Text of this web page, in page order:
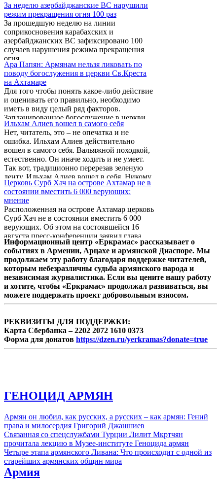
За неделю азербайджанские ВС нарушили
режим прекращения огня 100 раз
За прошедшую неделю на линии
соприкосновения карабахских и
азербайджанских ВС зафиксировано 100
случаев нарушения режима прекращения
огня.
Ара Папян: Армянам нельзя ликовать по
поводу богослужения в церкви Св.Креста
на Ахтамаре
Для того чтобы понять какое-либо действие
и оценивать его правильно, необходимо
иметь в виду целый ряд факторов.
Запланированное богослужение в церкви
Св.Креста на Ахтамаре в Ване не имеет
ничего общего с прославлением Бога. Это
иллюзорное мероприятие, организованное
турецкими спецслужбами, единственной
целью которых является создание
положительного образа Турции. Об этом
пишет глава центра Modus Vivendi Ара
Папян.
Ильхам Алиев вошел в самого себя
Нет, читатель, это – не опечатка и не
ошибка. Ильхам Алиев действительно
вошел в самого себя. Вальяжной походкой,
естественно. Он иначе ходить и не умеет.
Так вот, традиционно перерезав зеленую
ленту, Ильхам Алиев вошел в себя. Никому
не интересно, что он там увидел? Читатель
сейчас усмехнется и скажет: «Как что?
Испуганно-аритмично бьющийся орган, у
других людей именуемый сердцем, ну там,
всякие разные битые и цельные сосуды,
дырявый таз, ненасытный желудок,
устремленную ввысь и заканчивающуюся ...
Церковь Сурб Хач на острове Ахтамар не в
состоянии вместить 6 000 верующих:
мнение
Расположенная на острове Ахтамар церковь
Сурб Хач не в состоянии вместить 6 000
верующих. Об этом на состоявшейся 16
августа пресс-конференции заявил глава
землячества "Ван" Ромик Овнанян. Он
пояснил что общая площадь церкви Сурб
Хач составляет примерно 100 квадратных
метров, так что там не может поместиться
много людей. По его мнению, в
предстоящей 19 сентября церемонии
литургии в церкви Сурб Хач не сможет
принять участие большое количество
столько людей. Это ...
Информационный центр «Еркрамас» рассказывает о
событиях в Армении, Арцахе и армянской Диаспоре. Мы
продолжаем эту работу благодаря поддержке читателей,
которым небезразличны судьба армянского народа и
независимая журналистика. Если вы цените нашу работу
и хотите, чтобы «Еркрамас» продолжал развиваться, вы
можете поддержать проект добровольным взносом.
РЕКВИЗИТЫ ДЛЯ ПОДДЕРЖКИ:
Карта Сбербанка – 2202 2072 1610 0373
Форма для донатов https://dzen.ru/yerkramas?donate=true
ГЕНОЦИД АРМЯН
Армян он любил, как русских, а русских – как армян: Гений
права и милосердия Григорий Джаншиев
Связанная со спецслужбами Турции Лилит Мкртчян
прочитала лекцию в Музее-институте Геноцида армян
Четыре этапа армянского Ливана: Что происходит с одной из
старейших армянских общин мира
Армия